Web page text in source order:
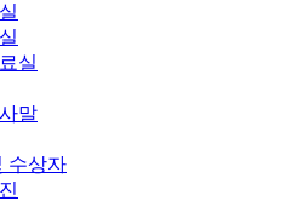
실
말
수상자